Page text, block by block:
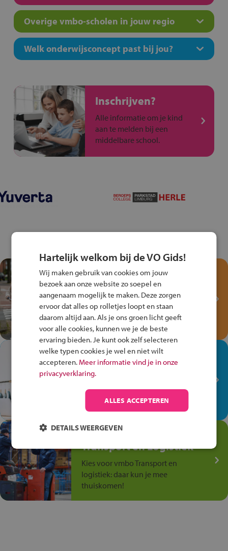
Overige vmbo-scholen in jouw regio
Welk onderwijsconcept past bij jou?
Inschrijven?
Alle informatie om je kind
aan te melden bij een
middelbare school.
Test je kennis met het
Fiets Veilig
Verkeersspel!
Speel het Fiets Veilig Verkeersspel
en win een Cortina-fiets!
In de winkel ben je op je
plek!
op de winkelvloer, waar elke dag
anders is!
Jouw talent in de
Transport en Logistiek
Kies voor vmbo Transport en
logistiek: daar kun je mee
thuiskomen!
Hartelijk welkom bij de VO Gids!
Wij maken gebruik van cookies om jouw
bezoek aan onze website zo soepel en
aangenaam mogelijk te maken. Deze zorgen
ervoor dat alles op rolletjes loopt en staan
daarom altijd aan. Als je ons groen licht geeft
voor alle cookies, kunnen we je de beste
ervaring bieden. Je kunt ook zelf selecteren
welke typen cookies je wel en niet wilt
accepteren. Meer informatie vind je in onze
privacyverklaring.
ALLES ACCEPTEREN
DETAILS WEERGEVEN